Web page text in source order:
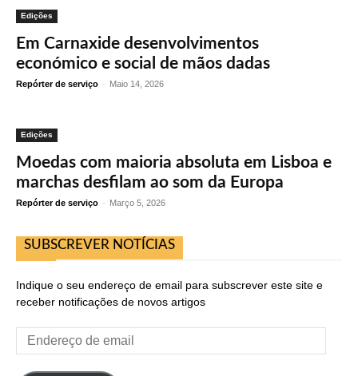
Edições
Em Carnaxide desenvolvimentos
económico e social de mãos dadas
Repórter de serviço - Maio 14, 2026
Edições
Moedas com maioria absoluta em Lisboa e
marchas desfilam ao som da Europa
Repórter de serviço - Março 5, 2026
SUBSCREVER NOTÍCIAS
Indique o seu endereço de email para subscrever este site e
receber notificações de novos artigos
Endereço
de
email